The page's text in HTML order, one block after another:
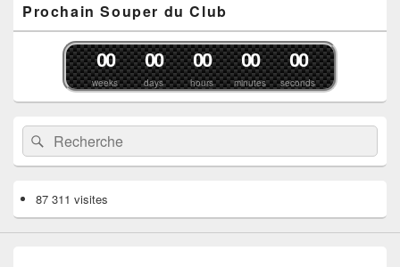
e
Prochain Souper du Club
weeks
00
days
00
hours
00
minutes
00
seconds
00
Recherche :Rechercher
87 311 visites